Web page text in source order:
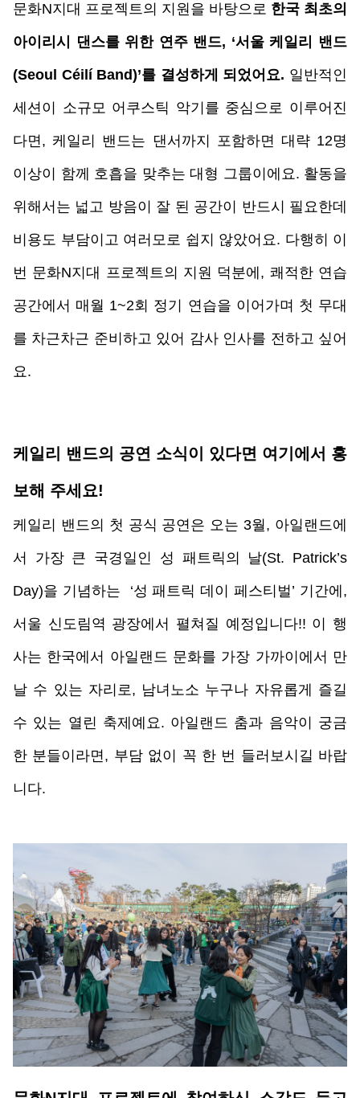
문화N지대 프로젝트의 지원을 바탕으로 한국 최초의
아이리시 댄스를 위한 연주 밴드, ‘서울 케일리 밴드
(Seoul Céilí Band)’를 결성하게 되었어요. 일반적인
세션이 소규모 어쿠스틱 악기를 중심으로 이루어진
다면, 케일리 밴드는 댄서까지 포함하면 대략 12명
이상이 함께 호흡을 맞추는 대형 그룹이에요. 활동을
위해서는 넓고 방음이 잘 된 공간이 반드시 필요한데
비용도 부담이고 여러모로 쉽지 않았어요. 다행히 이
번 문화N지대 프로젝트의 지원 덕분에, 쾌적한 연습
공간에서 매월 1~2회 정기 연습을 이어가며 첫 무대
를 차근차근 준비하고 있어 감사 인사를 전하고 싶어
요.
케일리 밴드의 공연 소식이 있다면 여기에서 홍
보해 주세요!
케일리 밴드의 첫 공식 공연은 오는 3월, 아일랜드에
서 가장 큰 국경일인 성 패트릭의 날(St. Patrick’s
Day)을 기념하는  ‘성 패트릭 데이 페스티벌’ 기간에,
서울 신도림역 광장에서 펼쳐질 예정입니다!! 이 행
사는 한국에서 아일랜드 문화를 가장 가까이에서 만
날 수 있는 자리로, 남녀노소 누구나 자유롭게 즐길
수 있는 열린 축제예요. 아일랜드 춤과 음악이 궁금
한 분들이라면, 부담 없이 꼭 한 번 들러보시길 바랍
니다.